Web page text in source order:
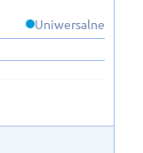
Uniwersalne